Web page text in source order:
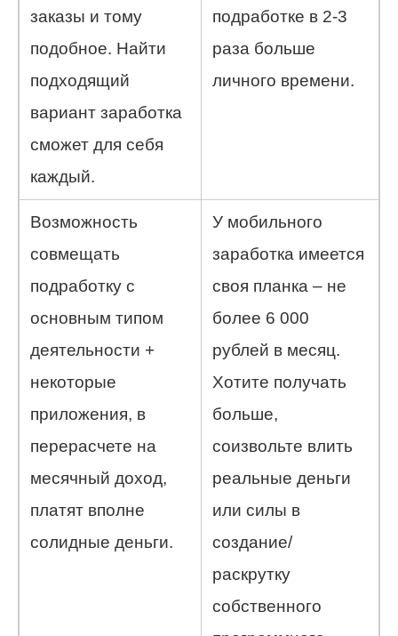
заказы и тому
подобное. Найти
подходящий
вариант заработка
сможет для себя
каждый.
подработке в 2-3
раза больше
личного времени.
Возможность
совмещать
подработку с
основным типом
деятельности +
некоторые
приложения, в
перерасчете на
месячный доход,
платят вполне
солидные деньги.
У мобильного
заработка имеется
своя планка – не
более 6 000
рублей в месяц.
Хотите получать
больше,
соизвольте влить
реальные деньги
или силы в
создание/
раскрутку
собственного